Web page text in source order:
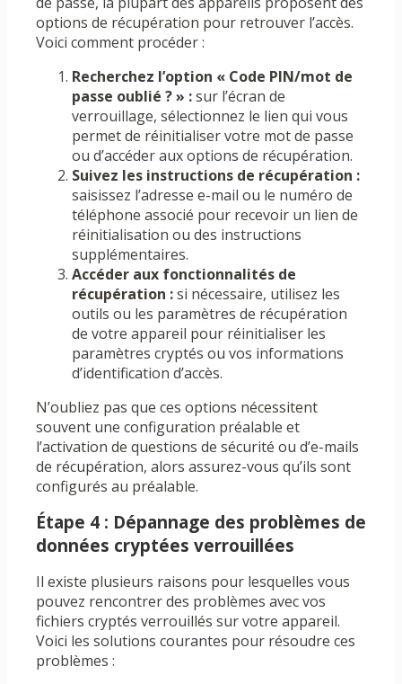
options de récupération pour retrouver l’accès.
Voici comment procéder :
Recherchez l’option « Code PIN/mot de
passe oublié ? » :sur l’écran de
verrouillage, sélectionnez le lien qui vous
permet de réinitialiser votre mot de passe
ou d’accéder aux options de récupération.
Suivez les instructions de récupération :
saisissez l’adresse e-mail ou le numéro de
téléphone associé pour recevoir un lien de
réinitialisation ou des instructions
supplémentaires.
Accéder aux fonctionnalités de
récupération :si nécessaire, utilisez les
outils ou les paramètres de récupération
de votre appareil pour réinitialiser les
paramètres cryptés ou vos informations
d’identification d’accès.
N’oubliez pas que ces options nécessitent
souvent une configuration préalable et
l’activation de questions de sécurité ou d’e-mails
de récupération, alors assurez-vous qu’ils sont
configurés au préalable.
Étape 4 : Dépannage des problèmes de
données cryptées verrouillées
Il existe plusieurs raisons pour lesquelles vous
pouvez rencontrer des problèmes avec vos
fichiers cryptés verrouillés sur votre appareil.
Voici les solutions courantes pour résoudre ces
problèmes :